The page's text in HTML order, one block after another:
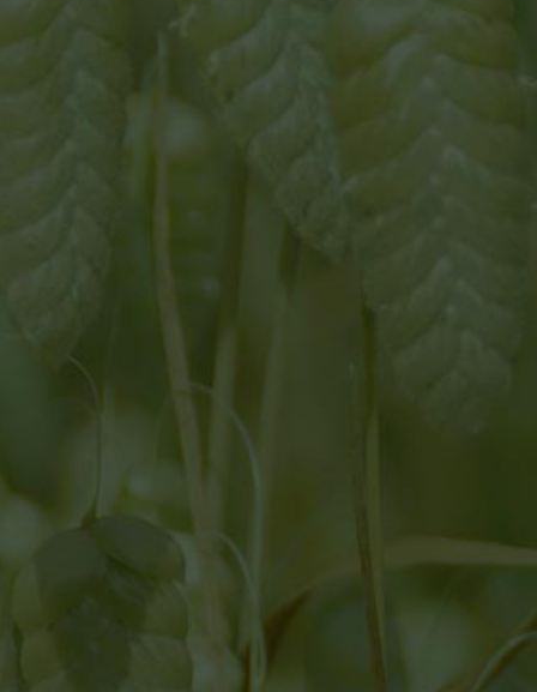
leur travail afin de pérenniser leur ferme et d’améliorer leur